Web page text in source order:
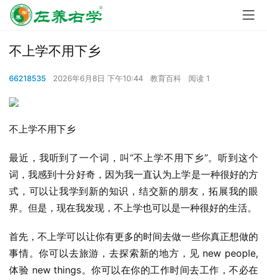
不上学不用下乡
66218535 2026年6月8日 下午10:44 教育百科 阅读 1
不上学不用下乡
最近，我听到了一个词，叫“不上学不用下乡”。听到这个
词，我感到十分好奇，因为我一直认为上学是一种很好的方
式，可以让我学到新的知识，结交新的朋友，拓展我的眼
界。但是，现在我发现，不上学也可以是一种很好的生活。
首先，不上学可以让你有更多的时间去做一些你真正想做的
事情。你可以去旅游，去探索新的地方，见 new people,
体验 new things。你可以在你的工作时间去工作，不必在